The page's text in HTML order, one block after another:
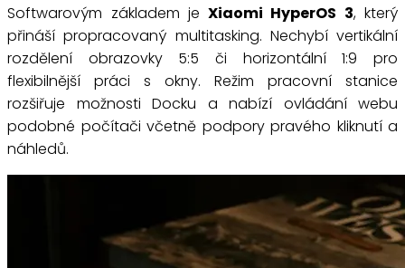
Softwarovým základem je Xiaomi HyperOS 3, který
přináší propracovaný multitasking. Nechybí vertikální
rozdělení obrazovky 5:5 či horizontální 1:9 pro
flexibilnější práci s okny. Režim pracovní stanice
rozšiřuje možnosti Docku a nabízí ovládání webu
podobné počítači včetně podpory pravého kliknutí a
náhledů.